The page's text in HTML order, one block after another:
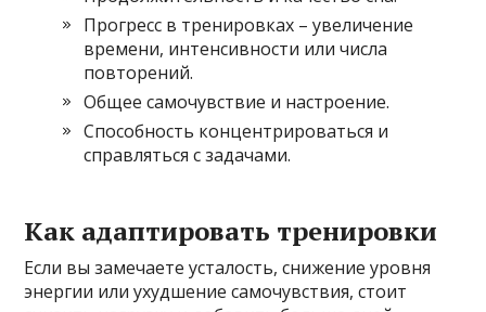
Прогресс в тренировках – увеличение
времени, интенсивности или числа
повторений.
Общее самочувствие и настроение.
Способность концентрироваться и
справляться с задачами.
Как адаптировать тренировки
Если вы замечаете усталость, снижение уровня
энергии или ухудшение самочувствия, стоит